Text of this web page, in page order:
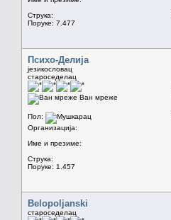
Струка:
Поруке: 7.477
Психо-Делија
језикословац
староседелац
Ван мреже
Пол:
Организација:
Име и презиме:
Струка:
Поруке: 1.457
Belopoljanski
староседелац